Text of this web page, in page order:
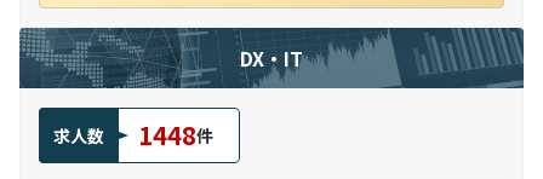
DX・IT
求人数 1448件